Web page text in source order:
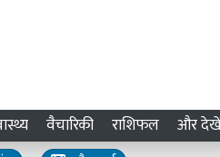
वैचारिकी राशिफल और देखें